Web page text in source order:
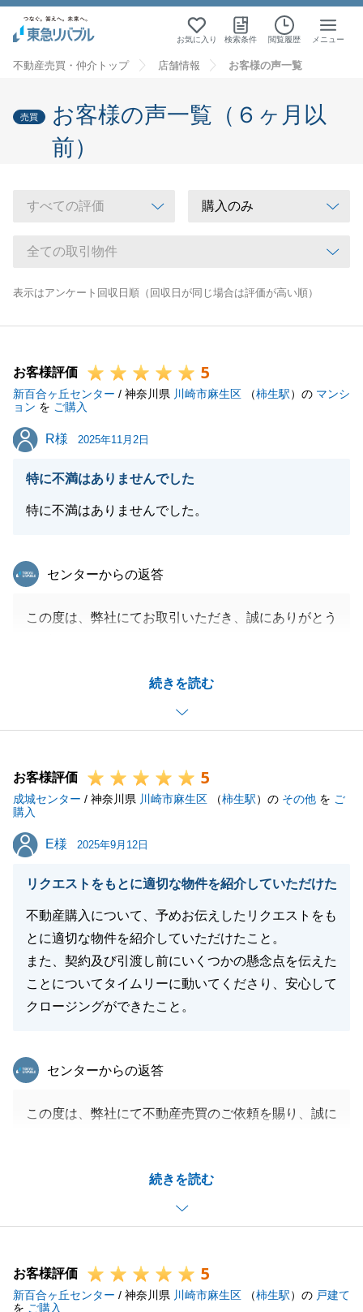
お気に入り 検索条件 閲覧履歴 メニュー
不動産売買・仲介トップ 店舗情報 お客様の声一覧
売買
お客様の声一覧（６ヶ月以
前）
表示はアンケート回収日順（回収日が同じ場合は評価が高い順）
お客様評価 5
新百合ヶ丘センター / 神奈川県 川崎市麻生区 （柿生駅）の マンシ
ョン を ご購入
R様
R様 2025年11月2日
特に不満はありませんでした
特に不満はありませんでした。
続きを読む
東急リバブル
センターからの返答
この度は、弊社にてお取引いただき、誠にありがとう
けたとのお言葉、大変嬉しく思います。
また何かご相談事などがございましたら、お気軽にご
連絡いただければと存じます。
お客様評価 5
成城センター / 神奈川県 川崎市麻生区 （柿生駅）の その他 を ご
購入
E様
E様 2025年9月12日
リクエストをもとに適切な物件を紹介していただけた
不動産購入について、予めお伝えしたリクエストをも
とに適切な物件を紹介していただけたこと。
また、契約及び引渡し前にいくつかの懸念点を伝えた
ことについてタイムリーに動いてくださり、安心して
クロージングができたこと。
続きを読む
東急リバブル
センターからの返答
この度は、弊社にて不動産売買のご依頼を賜り、誠に
で、順調にお引渡まで進めることが出来ました。
その後のご心配事や、ご不明点などもお気軽にご連絡
頂けましたら幸いです。
お客様評価 5
新百合ヶ丘センター / 神奈川県 川崎市麻生区 （柿生駅）の 戸建て
を ご購入